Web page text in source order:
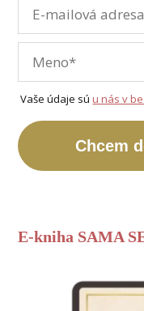
Vaše údaje súu nás v
Chcem
E-kniha SAMA